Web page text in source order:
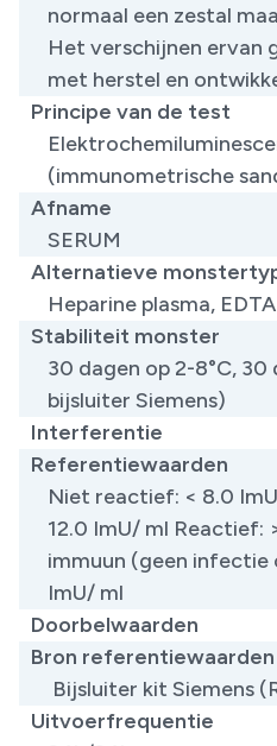
normaal een zestal
Het verschijnen ervan
met herstel en
Principe van de test
(immunometrische
Afname
SERUM
Alternatieve
Heparine plasma,
Stabiliteit monster
30 dagen op 2-8°C,
bijsluiter Siemens)
Interferentie
Referentiewaarden
Niet reactief: < 8.0
12.0 ImU/ ml Reactief:
immuun (geen infectie
ImU/ ml
Doorbelwaarden
Bron referentiewaarden
Bijsluiter kit Siemens
Uitvoerfrequentie